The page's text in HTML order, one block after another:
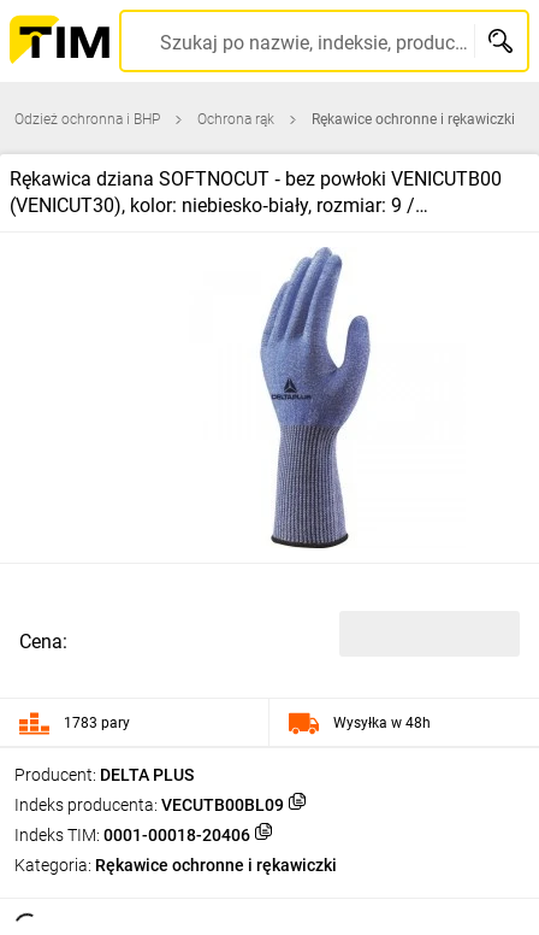
Szukaj po nazwie, indeksie, producencie, kodzie kreskowym...
Odzież ochronna i BHP Ochrona rąk Rękawice ochronne i rękawiczki
Rękawica dziana SOFTNOCUT ‑ bez powłoki VENICUTB00
(VENICUT30), kolor: niebiesko‑biały, rozmiar: 9 /
Producent: DELTA PLUS
Indeks producenta: VECUTB00BL09
Indeks TIM: 0001-00018-20406
Kategoria: Rękawice ochronne i rękawiczki
Cena:
1783 pary Wysyłka w 48h